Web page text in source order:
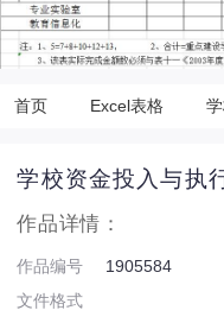
首页 Excel表格
学校资金投入与执
作品详情：
作品编号 1905584
文件格式